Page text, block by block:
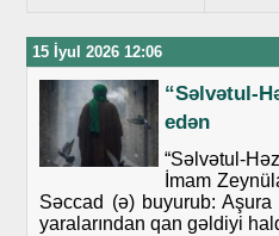
15 İyul 2026 12:06
“Səlvətul-
edən
“Səlvətul-
İmam
Səccad (ə) buyurub:
yaralarından qan gəldiyi